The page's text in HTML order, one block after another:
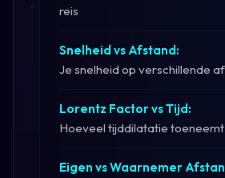
reis
Snelheid vs Afstand:
Je snelheid op verschillende
Lorentz Factor vs Tijd:
Hoeveel tijddilatatie
Eigen vs Waarnemer